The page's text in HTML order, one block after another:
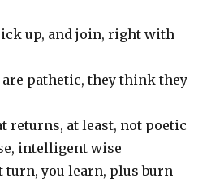
up, and join, right with
pathetic, they think they
returns, at least, not poetic
intelligent wise
turn, you learn, plus burn